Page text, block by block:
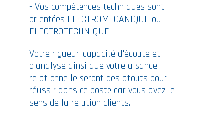
- Vos compétences techniques sont
orientées ELECTROMECANIQUE ou
ELECTROTECHNIQUE.
Votre rigueur, capacité d'écoute et
d'analyse ainsi que votre aisance
relationnelle seront des atouts pour
réussir dans ce poste car vous avez le
sens de la relation clients.